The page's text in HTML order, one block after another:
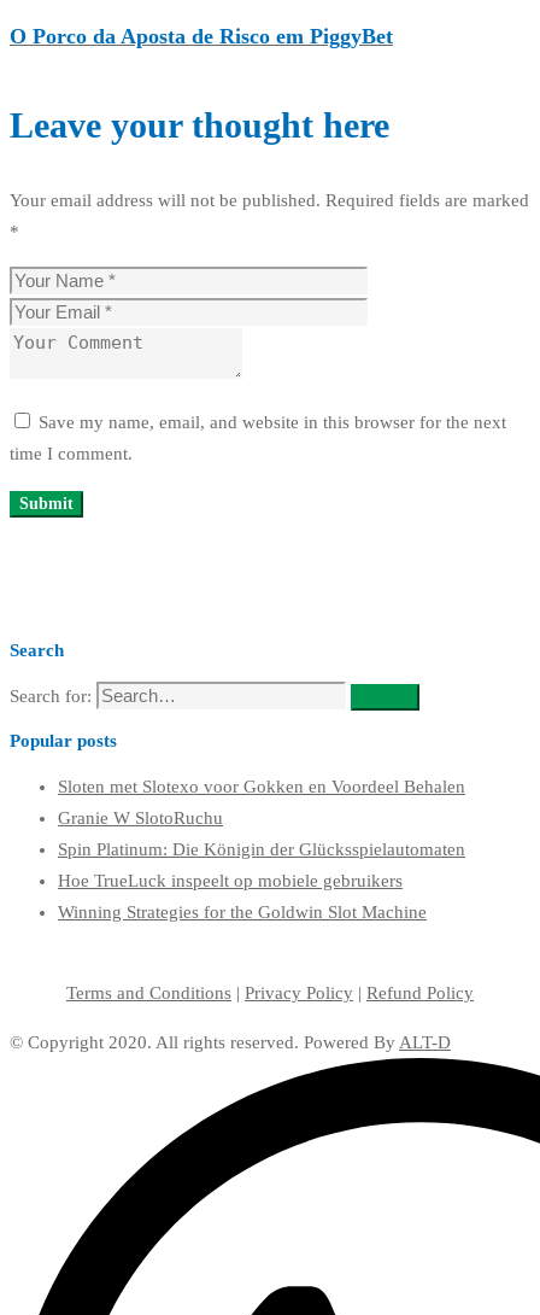
O Porco da Aposta de Risco em PiggyBet
Leave your thought here
Your email address will not be published. Required fields are marked
*
Save my name, email, and website in this browser for the next
time I comment.
Search
Search for:
Popular posts
Sloten met Slotexo voor Gokken en Voordeel Behalen
Granie W SlotoRuchu
Spin Platinum: Die Königin der Glücksspielautomaten
Hoe TrueLuck inspeelt op mobiele gebruikers
Winning Strategies for the Goldwin Slot Machine
Terms and Conditions | Privacy Policy | Refund Policy
© Copyright 2020. All rights reserved. Powered ByALT-D